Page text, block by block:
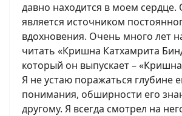
давно находится в моем сердце.
является источником
вдохновения. Очень много лет
читать «Кришна Катхамрита
который он выпускает –
Я не устаю поражаться глубине
понимания, обширности его
другому. Я всегда смотрел на